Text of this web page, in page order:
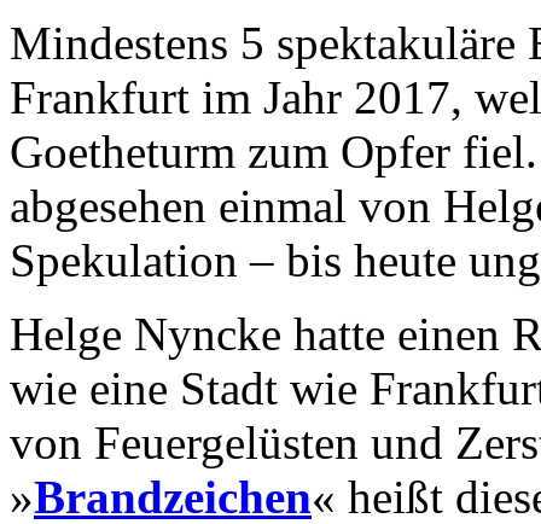
Mindestens 5 spektakuläre
Frankfurt im Jahr 2017,
Goetheturm zum Opfer
abgesehen einmal von
Spekulation – bis heute
Helge Nyncke hatte einen
wie eine Stadt wie
von Feuergelüsten und
»Brandzeichen« heißt